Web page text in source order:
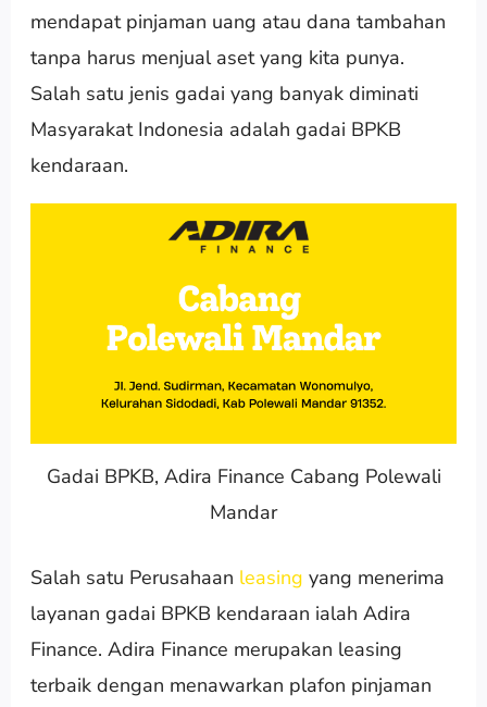
mendapat pinjaman uang atau dana tambahan
tanpa harus menjual aset yang kita punya.
Salah satu jenis gadai yang banyak diminati
Masyarakat Indonesia adalah gadai BPKB
kendaraan.
Gadai BPKB, Adira Finance Cabang Polewali
Mandar
Salah satu Perusahaan leasing yang menerima
layanan gadai BPKB kendaraan ialah Adira
Finance. Adira Finance merupakan leasing
terbaik dengan menawarkan plafon pinjaman